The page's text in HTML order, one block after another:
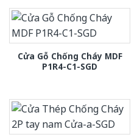
Cửa Gỗ Chống Cháy MDF
P1R4-C1-SGD